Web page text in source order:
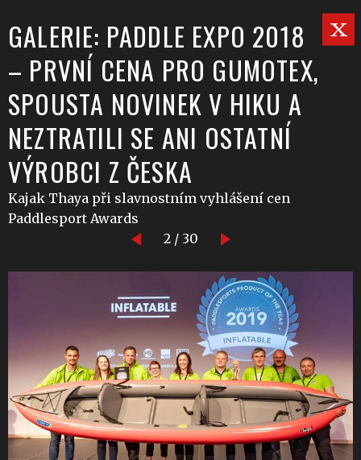
GALERIE: PADDLE EXPO 2018
– PRVNÍ CENA PRO GUMOTEX,
SPOUSTA NOVINEK V HIKU A
NEZTRATILI SE ANI OSTATNÍ
VÝROBCI Z ČESKA
Kajak Thaya při slavnostním vyhlášení cen
Paddlesport Awards
2 / 30